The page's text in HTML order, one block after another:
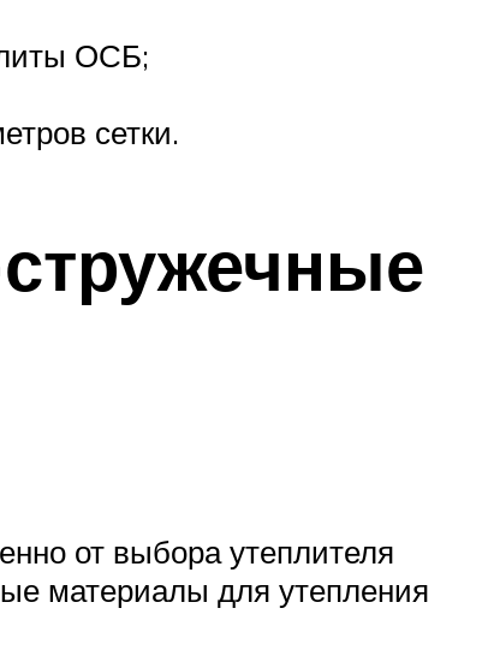
ОСБ;
сетки.
от выбора утеплителя
материалы для утепления